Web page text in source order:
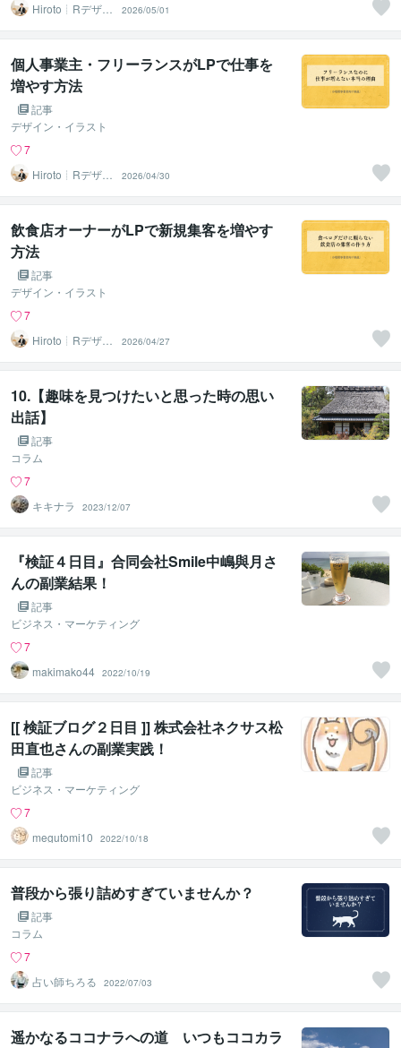
Hiroto┊Rデザイ
ンスタジオ
2026/05/01
個人事業主・フリーランスがLPで仕事を
増やす方法
記事
デザイン・イラスト
7
Hiroto┊Rデザイ
ンスタジオ
2026/04/30
飲食店オーナーがLPで新規集客を増やす
方法
記事
デザイン・イラスト
7
Hiroto┊Rデザイ
ンスタジオ
2026/04/27
10.【趣味を見つけたいと思った時の思い
出話】
記事
コラム
7
キキナラ
2023/12/07
『検証４日目』合同会社Smile中嶋與月さ
んの副業結果！
記事
ビジネス・マーケティング
7
makimako44 2022/10/19
[[ 検証ブログ２日目 ]] 株式会社ネクサス松
田直也さんの副業実践！
記事
ビジネス・マーケティング
7
megutomi10
2022/10/18
普段から張り詰めすぎていませんか？
記事
コラム
7
占い師ちろる
2022/07/03
遥かなるココナラへの道 いつもココカラ